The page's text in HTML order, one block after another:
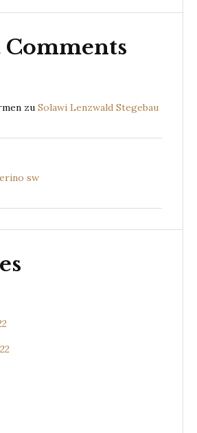
Comments
zu Solawi Lenzwald Stegebau
sw